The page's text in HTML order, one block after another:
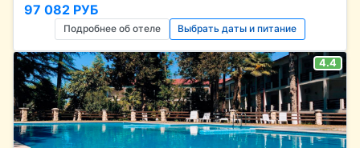
97 082 РУБ
Подробнее об отеле Выбрать даты и питание
4.4